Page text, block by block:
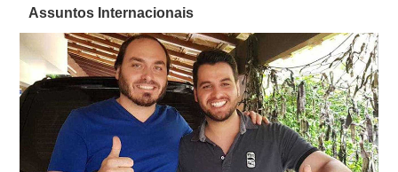
Assuntos Internacionais